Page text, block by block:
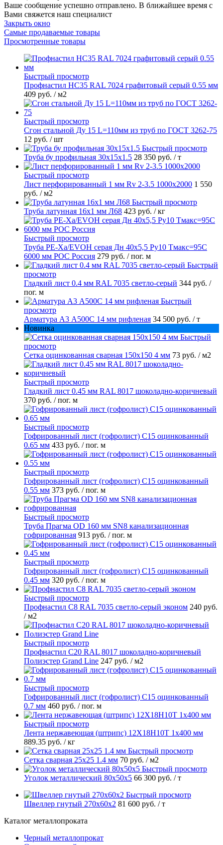
Ваше сообщение успешно отправлено. В ближайшее время с
Вами свяжется наш специалист
Закрыть окно
Самые продаваемые товары
Просмотренные товары
Быстрый просмотр
Профнастил НС35 RAL 7024 графитовый серый 0.55 мм
409 руб. / м2
Быстрый просмотр
Сгон стальной Ду 15 L=110мм из труб по ГОСТ 3262-75
12 руб. / шт
Быстрый просмотр
Труба бу профильная 30х15х1.5 28 350 руб. / т
Быстрый просмотр
Лист перфорированный 1 мм Rv 2-3.5 1000х2000 1 550
руб. / м2
Быстрый просмотр
Труба латунная 16х1 мм Л68 423 руб. / кг
Быстрый просмотр
Труба PE-Xa/EVOH серая Дн 40х5,5 Ру10 Тмакс=95C
6000 мм РОС Россия 279 руб. / пог. м
Быстрый
просмотр
Гладкий лист 0.4 мм RAL 7035 светло-серый 344 руб. /
пог. м
Быстрый
просмотр
Арматура А3 А500С 14 мм рифленая 34 500 руб. / т
Новинка
Быстрый
просмотр
Сетка оцинкованная сварная 150х150 4 мм 73 руб. / м2
Быстрый просмотр
Гладкий лист 0.45 мм RAL 8017 шоколадно-коричневый
370 руб. / пог. м
Быстрый просмотр
Гофрированный лист (гофролист) С15 оцинкованный
0.65 мм 433 руб. / пог. м
Быстрый просмотр
Гофрированный лист (гофролист) С15 оцинкованный
0.55 мм 373 руб. / пог. м
Быстрый просмотр
Труба Прагма OD 160 мм SN8 канализационная
гофрированная 913 руб. / пог. м
Быстрый просмотр
Гофрированный лист (гофролист) С15 оцинкованный
0.45 мм 320 руб. / пог. м
Быстрый просмотр
Профнастил С8 RAL 7035 светло-серый эконом 240 руб.
/ м2
Быстрый просмотр
Профнастил С20 RAL 8017 шоколадно-коричневый
Полиэстер Grand Line 247 руб. / м2
Быстрый просмотр
Гофрированный лист (гофролист) С15 оцинкованный
0.7 мм 460 руб. / пог. м
Быстрый просмотр
Лента нержавеющая (штрипс) 12Х18Н10Т 1х400 мм
889.35 руб. / кг
Быстрый просмотр
Сетка сварная 25х25 1.4 мм 70 руб. / м2
Быстрый просмотр
Уголок металлический 80х50х5 66 300 руб. / т
Быстрый просмотр
Швеллер гнутый 270х60х2 81 600 руб. / т
Каталог металлопроката
Черный металлопрокат